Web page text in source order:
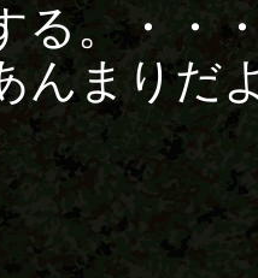
る。・・
んまりだ